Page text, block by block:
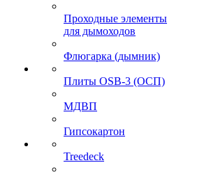
Проходные элементы
для дымоходов
Флюгарка (дымник)
Плиты OSB-3 (ОСП)
МДВП
Гипсокартон
Treedeck